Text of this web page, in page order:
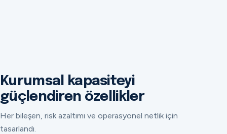
Kurumsal kapasiteyi
güçlendiren özellikler
Her bileşen, risk azaltımı ve operasyonel netlik için
tasarlandı.